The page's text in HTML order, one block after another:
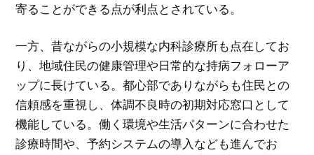
寄ることができる点が利点とされている。
一方、昔ながらの小規模な内科診療所も点在してお
り、地域住民の健康管理や日常的な持病フォローア
ップに長けている。都心部でありながらも住民との
信頼感を重視し、体調不良時の初期対応窓口として
機能している。働く環境や生活パターンに合わせた
診療時間や、予約システムの導入なども進んでお